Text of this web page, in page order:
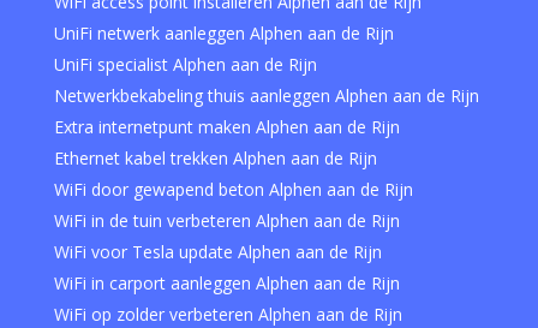
UniFi netwerk aanleggen Alphen aan de Rijn
UniFi specialist Alphen aan de Rijn
Netwerkbekabeling thuis aanleggen Alphen aan de Rijn
Extra internetpunt maken Alphen aan de Rijn
Ethernet kabel trekken Alphen aan de Rijn
WiFi door gewapend beton Alphen aan de Rijn
WiFi in de tuin verbeteren Alphen aan de Rijn
WiFi voor Tesla update Alphen aan de Rijn
WiFi in carport aanleggen Alphen aan de Rijn
WiFi op zolder verbeteren Alphen aan de Rijn